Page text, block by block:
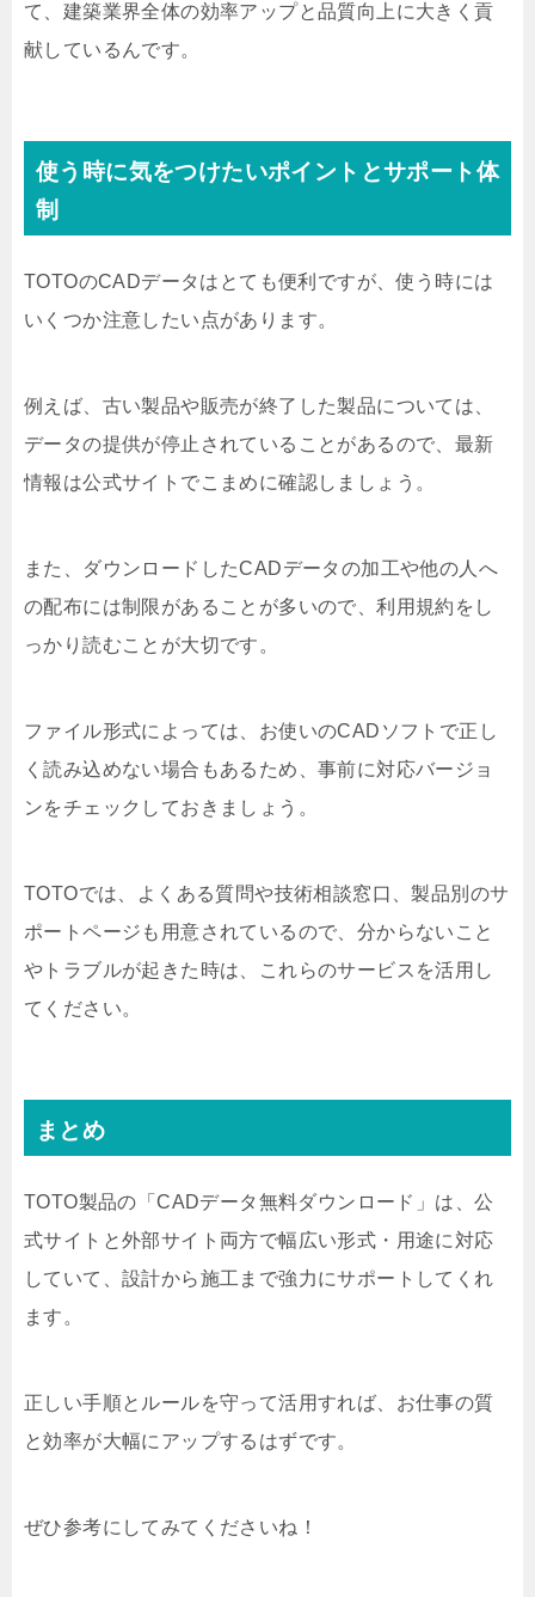
て、建築業界全体の効率アップと品質向上に大きく貢
献しているんです。
使う時に気をつけたいポイントとサポート体
制
TOTOのCADデータはとても便利ですが、使う時には
いくつか注意したい点があります。
例えば、古い製品や販売が終了した製品については、
データの提供が停止されていることがあるので、最新
情報は公式サイトでこまめに確認しましょう。
また、ダウンロードしたCADデータの加工や他の人へ
の配布には制限があることが多いので、利用規約をし
っかり読むことが大切です。
ファイル形式によっては、お使いのCADソフトで正し
く読み込めない場合もあるため、事前に対応バージョ
ンをチェックしておきましょう。
TOTOでは、よくある質問や技術相談窓口、製品別のサ
ポートページも用意されているので、分からないこと
やトラブルが起きた時は、これらのサービスを活用し
てください。
まとめ
TOTO製品の「CADデータ無料ダウンロード」は、公
式サイトと外部サイト両方で幅広い形式・用途に対応
していて、設計から施工まで強力にサポートしてくれ
ます。
正しい手順とルールを守って活用すれば、お仕事の質
と効率が大幅にアップするはずです。
ぜひ参考にしてみてくださいね！